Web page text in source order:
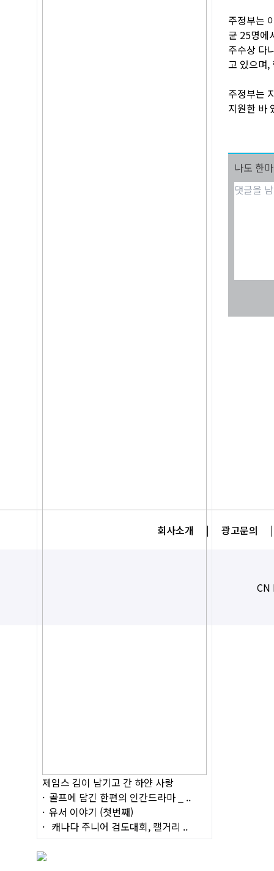
제임스 김이 남기고 간 하얀 사랑
골프에 담긴 한편의 인간드라마 _ ..
유서 이야기 (첫번째)
캐나다 주니어 검도대회, 캘거리 ..
주정부는
균 25명에
주수상 다
고 있으며,
주정부는
지원한 바
나도 한
회사소개 | 광고문의 |